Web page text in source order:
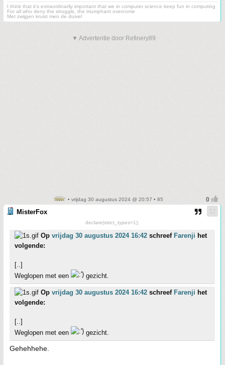
I think that it’s extraordinarily important that we in computer science keep fun in computing
For all who deny the struggle, the triumphant overcome
Met zwijgen kruist men de duivel
▼ Advertentie door Refinery89
• vrijdag 30 augustus 2024 @ 20:57 • 85
MisterFox
declare(strict_types=1);
Op vrijdag 30 augustus 2024 16:42 schreef Farenji het
volgende:
[..]
Weglopen met een
gezicht.
Op vrijdag 30 augustus 2024 16:42 schreef Farenji het
volgende:
[..]
Weglopen met een
gezicht.
Gehehhehe.